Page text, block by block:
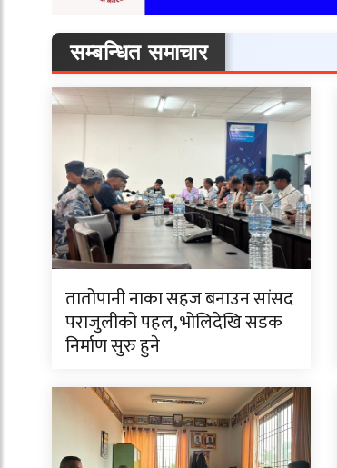
सम्बन्धित समाचार
तातोपानी नाका सहज बनाउन सांसद
पराजुलीको पहल, भोलिदेखि सडक
निर्माण सुरु हुने